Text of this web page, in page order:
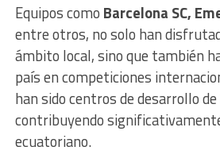
Equipos como Barcelona SC,
entre otros, no solo han
ámbito local, sino que también
país en competiciones
han sido centros de desarrollo
contribuyendo
ecuatoriano.